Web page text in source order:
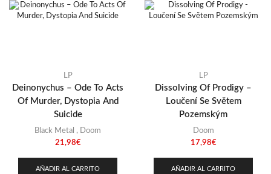
LP
Deinonychus – Ode To Acts
Of Murder, Dystopia And
Suicide
Black Metal , Doom
21,98€
AÑADIR AL CARRITO
LP
Dissolving Of Prodigy –
Loučení Se Světem
Pozemským
Doom
17,98€
AÑADIR AL CARRITO